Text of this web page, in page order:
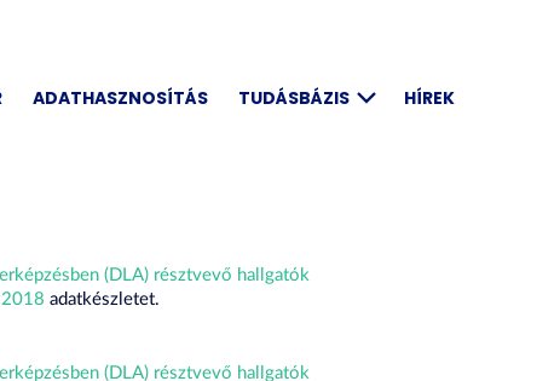
ADATHASZNOSÍTÁS TUDÁSBÁZIS HÍREK
(DLA) résztvevő hallgatók
2018 adatkészletet.
(DLA) résztvevő hallgatók